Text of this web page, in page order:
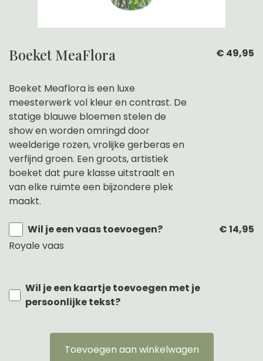
Boeket MeaFlora
Boeket Meaflora is een luxe
meesterwerk vol kleur en contrast. De
statige blauwe bloemen stelen de
show en worden omringd door
weelderige rozen, vrolijke gerberas en
verfijnd groen. Een groots, artistiek
boeket dat pure klasse uitstraalt en
van elke ruimte een bijzondere plek
maakt.
€ 49,95
Wil je een vaas toevoegen?
Royale vaas
€ 14,95
Wil je een kaartje toevoegen met je
persoonlijke tekst?
Toevoegen aan winkelwagen